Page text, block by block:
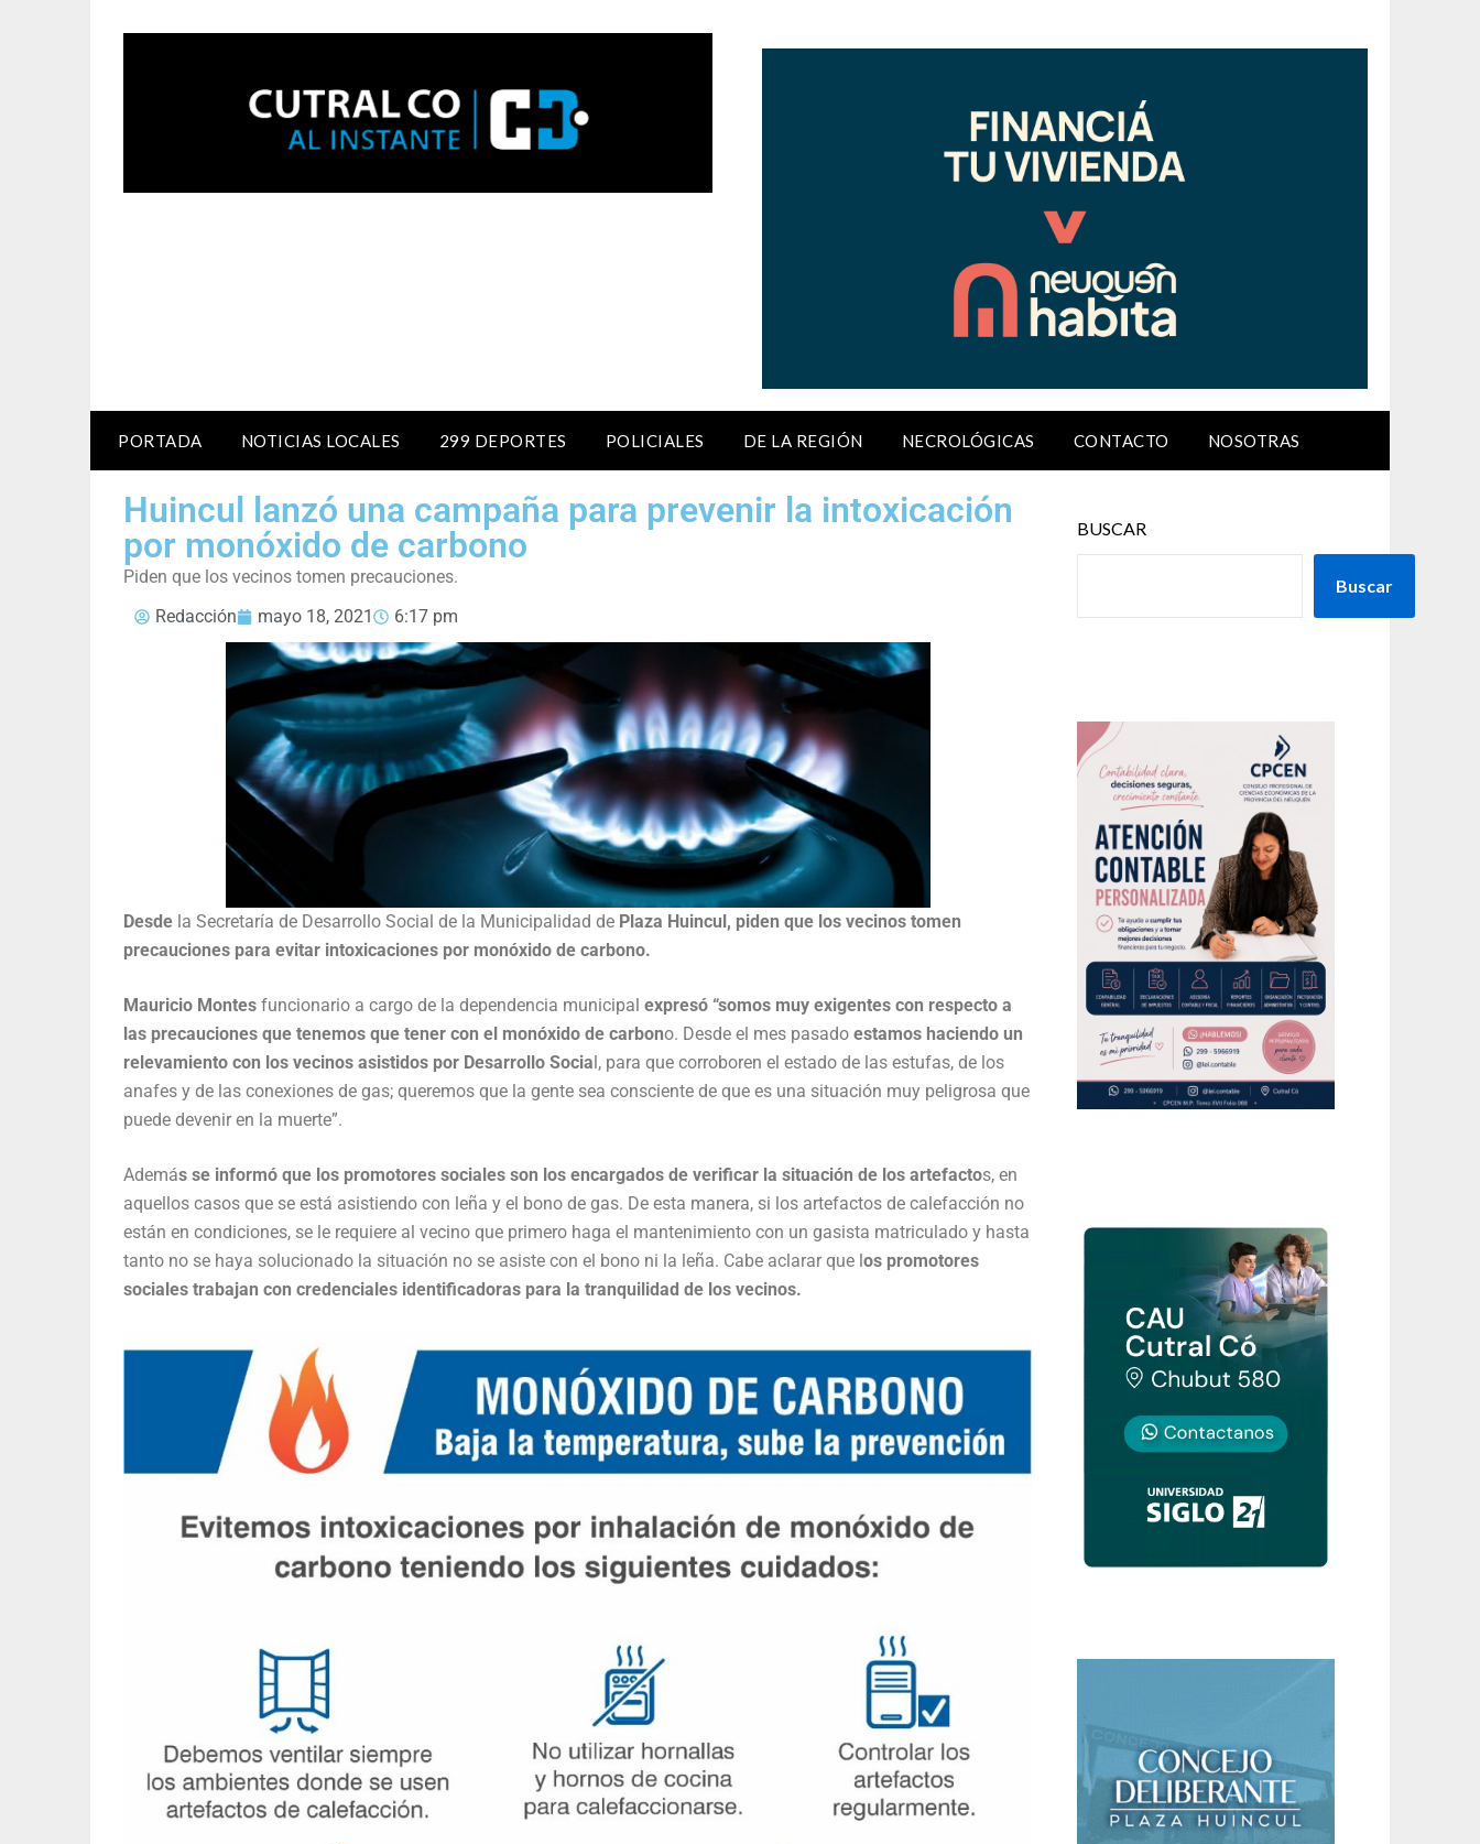
PORTADA NOTICIAS LOCALES 299 DEPORTES POLICIALES DE LA REGIÓN NECROLÓGICAS CONTACTO NOSOTRAS
Huincul lanzó una campaña para prevenir la intoxicación
por monóxido de carbono
Piden que los vecinos tomen precauciones.
Redacción
mayo 18, 2021 6:17 pm
Desde la Secretaría de Desarrollo Social de la Municipalidad de Plaza Huincul, piden que los vecinos tomen
precauciones para evitar intoxicaciones por monóxido de carbono.
Mauricio Montes funcionario a cargo de la dependencia municipal expresó “somos muy exigentes con respecto a
las precauciones que tenemos que tener con el monóxido de carbono. Desde el mes pasado estamos haciendo un
relevamiento con los vecinos asistidos por Desarrollo Social, para que corroboren el estado de las estufas, de los
anafes y de las conexiones de gas; queremos que la gente sea consciente de que es una situación muy peligrosa que
puede devenir en la muerte”.
Además se informó que los promotores sociales son los encargados de verificar la situación de los artefactos, en
aquellos casos que se está asistiendo con leña y el bono de gas. De esta manera, si los artefactos de calefacción no
están en condiciones, se le requiere al vecino que primero haga el mantenimiento con un gasista matriculado y hasta
tanto no se haya solucionado la situación no se asiste con el bono ni la leña. Cabe aclarar que los promotores
sociales trabajan con credenciales identificadoras para la tranquilidad de los vecinos.
BUSCAR
Buscar